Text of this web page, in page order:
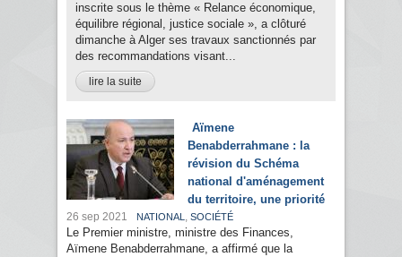
inscrite sous le thème « Relance économique,
équilibre régional, justice sociale », a clôturé
dimanche à Alger ses travaux sanctionnés par
des recommandations visant...
lire la suite
Aïmene
Benabderrahmane : la
révision du Schéma
national d'aménagement
du territoire, une priorité
26 sep 2021 NATIONAL , SOCIÉTÉ
Le Premier ministre, ministre des Finances,
Aïmene Benabderrahmane, a affirmé que la